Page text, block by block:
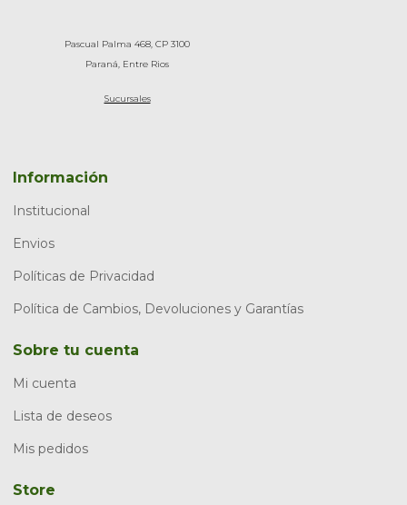
Pascual Palma 468, CP 3100
Paraná, Entre Rios
Sucursales
Información
Institucional
Envios
Políticas de Privacidad
Política de Cambios, Devoluciones y Garantías
Sobre tu cuenta
Mi cuenta
Lista de deseos
Mis pedidos
Store